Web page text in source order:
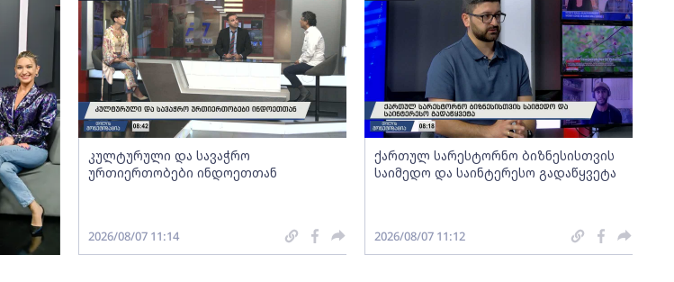
კულტურული და სავაჭრო
ურთიერთობები ინდოეთთან
2026/08/07 11:14
ქართულ სარესტორნო ბიზნესისთვის
საიმედო და საინტერესო გადაწყვეტა
2026/08/07 11:12